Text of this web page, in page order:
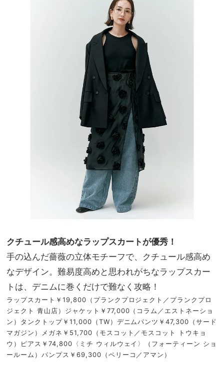
クチュール感高めなラップスカートが優秀！
手の込んだ薔薇の立体モチーフで、クチュール感高め
なデザイン。難易度高めと思われがちなラップスカー
トは、デニムに巻くだけで難なく攻略！
ラップスカート￥19,800（プランクプロジェクト／プランクプロ
ジェクト 青山店）ジャケット￥77,000（コラム／エストネーショ
ン）タンクトップ￥11,000（TW）デニムパンツ￥47,300（サード
マガジン）メガネ￥51,700（モスコット／モスコット トウキョ
ウ）ピアス￥74,800〈ミチ ウィルウェイ〉（フォーティーン ショ
ールーム）パンプス￥69,300（ペリーコ／アマン）